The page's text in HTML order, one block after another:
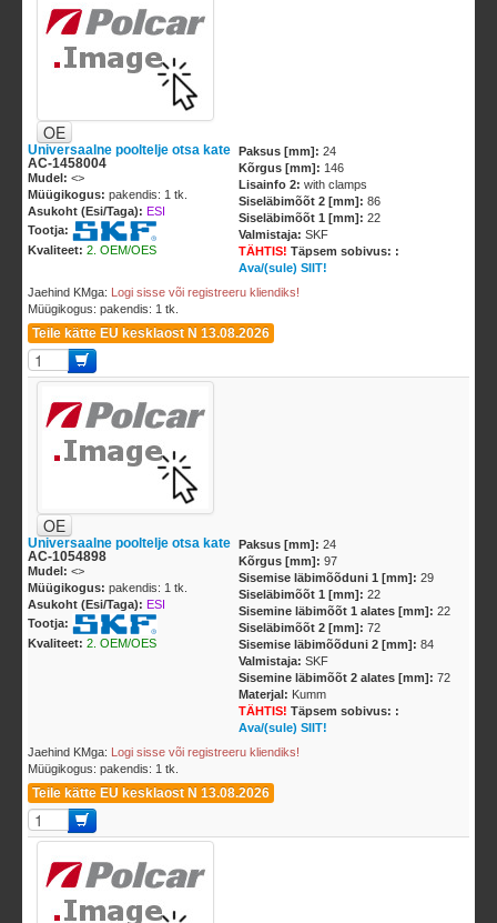
OE
Universaalne pooltelje otsa kate
AC-1458004
Mudel: <>
Müügikogus: pakendis: 1 tk.
Asukoht (Esi/Taga): ESI
Tootja:
Kvaliteet: 2. OEM/OES
Paksus [mm]: 24
Kõrgus [mm]: 146
Lisainfo 2: with clamps
Siseläbimõõt 2 [mm]: 86
Siseläbimõõt 1 [mm]: 22
Valmistaja: SKF
TÄHTIS! Täpsem sobivus: :
Ava/(sule) SIIT!
Jaehind KMga: Logi sisse või registreeru kliendiks!
Müügikogus: pakendis: 1 tk.
Teile kätte EU kesklaost N 13.08.2026
OE
Universaalne pooltelje otsa kate
AC-1054898
Mudel: <>
Müügikogus: pakendis: 1 tk.
Asukoht (Esi/Taga): ESI
Tootja:
Kvaliteet: 2. OEM/OES
Paksus [mm]: 24
Kõrgus [mm]: 97
Sisemise läbimõõduni 1 [mm]: 29
Siseläbimõõt 1 [mm]: 22
Sisemine läbimõõt 1 alates [mm]: 22
Siseläbimõõt 2 [mm]: 72
Sisemise läbimõõduni 2 [mm]: 84
Valmistaja: SKF
Sisemine läbimõõt 2 alates [mm]: 72
Materjal: Kumm
TÄHTIS! Täpsem sobivus: :
Ava/(sule) SIIT!
Jaehind KMga: Logi sisse või registreeru kliendiks!
Müügikogus: pakendis: 1 tk.
Teile kätte EU kesklaost N 13.08.2026